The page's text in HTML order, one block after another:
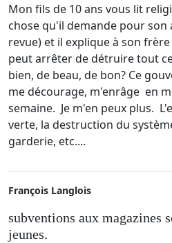
Mon fils de 10 ans vous lit
chose qu'il demande pour son
revue) et il explique à son
peut arrêter de détruire tout
bien, de beau, de bon? Ce
me décourage, m'enrâge en
semaine. Je m'en peux plus.
verte, la destruction du
garderie, etc....
François Langlois
subventions aux magazines
jeunes.